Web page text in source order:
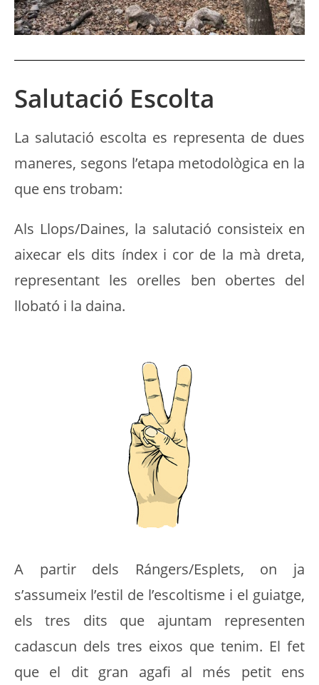
Salutació Escolta
La salutació escolta es representa de dues
maneres, segons l’etapa metodològica en la
que ens trobam:
Als Llops/Daines, la salutació consisteix en
aixecar els dits índex i cor de la mà dreta,
representant les orelles ben obertes del
llobató i la daina.
A partir dels Rángers/Esplets, on ja
s’assumeix l’estil de l’escoltisme i el guiatge,
els tres dits que ajuntam representen
cadascun dels tres eixos que tenim. El fet
que el dit gran agafi al més petit ens